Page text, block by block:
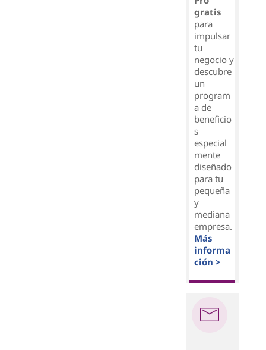
gratis
para
impulsar
tu
negocio y
descubre
un
program
a de
beneficio
s
especial
mente
diseñado
para tu
pequeña
y
mediana
empresa.
Más
informa
ción >